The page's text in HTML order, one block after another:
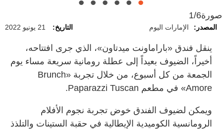
صورة1/6
المصدر: الإمارات اليوم التاريخ: 21 يونيو 2022
ينقل فندق «باراماونت ميدتاون»، الذي جرى افتتاحه،
أخيراً، الضيوف بعيداً إلى عطلة رومانية سريعة مساء يوم
الجمعة من كل أسبوع، من خلال تجربة «Brunch
Amore» في مطعم Paparazzi Tuscan.
ويمكن لضيوف الفندق خوض تجربة نجوم الأفلام
الرومانسية الكوميدية الإيطالية في حقبة الستينات والتلذذ